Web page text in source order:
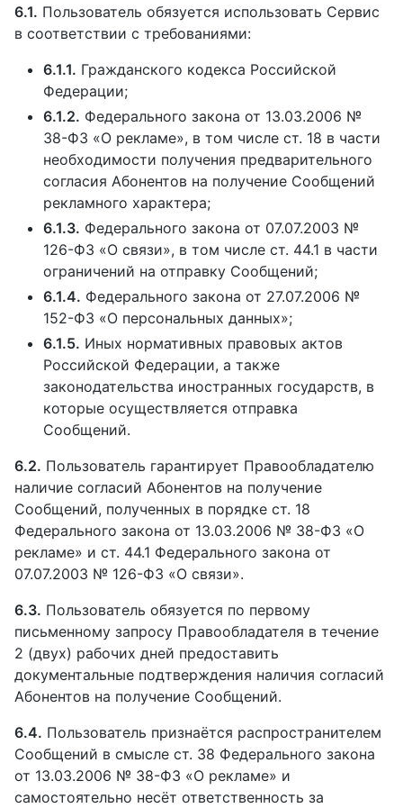
6.1. Пользователь обязуется использовать Сервис
в соответствии с требованиями:
6.1.1. Гражданского кодекса Российской
Федерации;
6.1.2. Федерального закона от 13.03.2006 №
38-ФЗ «О рекламе», в том числе ст. 18 в части
необходимости получения предварительного
согласия Абонентов на получение Сообщений
рекламного характера;
6.1.3. Федерального закона от 07.07.2003 №
126-ФЗ «О связи», в том числе ст. 44.1 в части
ограничений на отправку Сообщений;
6.1.4. Федерального закона от 27.07.2006 №
152-ФЗ «О персональных данных»;
6.1.5. Иных нормативных правовых актов
Российской Федерации, а также
законодательства иностранных государств, в
которые осуществляется отправка
Сообщений.
6.2. Пользователь гарантирует Правообладателю
наличие согласий Абонентов на получение
Сообщений, полученных в порядке ст. 18
Федерального закона от 13.03.2006 № 38-ФЗ «О
рекламе» и ст. 44.1 Федерального закона от
07.07.2003 № 126-ФЗ «О связи».
6.3. Пользователь обязуется по первому
письменному запросу Правообладателя в течение
2 (двух) рабочих дней предоставить
документальные подтверждения наличия согласий
Абонентов на получение Сообщений.
6.4. Пользователь признаётся распространителем
Сообщений в смысле ст. 38 Федерального закона
от 13.03.2006 № 38-ФЗ «О рекламе» и
самостоятельно несёт ответственность за